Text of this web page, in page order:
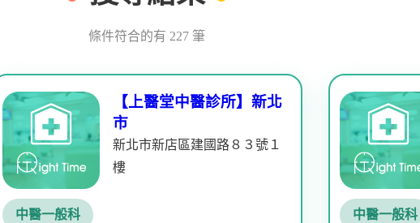
條件符合的有 227 筆
【上醫堂中醫診所】新北
市
新北市新店區建國路８３號１
樓
中醫一般科 中醫一般科